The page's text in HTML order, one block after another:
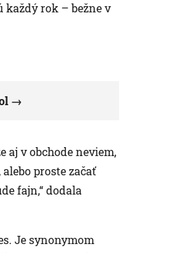
každý rok – bežne v
aj v obchode neviem,
proste začať
fajn,“ dodala
Je synonymom